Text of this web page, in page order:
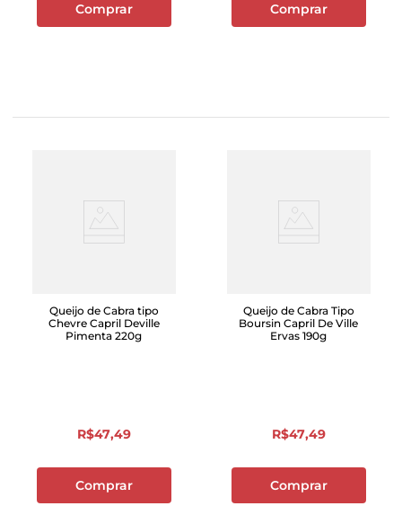
Comprar Comprar
Queijo de Cabra tipo
Chevre Capril Deville
Pimenta 220g
R$47,49
Comprar
Queijo de Cabra Tipo
Boursin Capril De Ville
Ervas 190g
R$47,49
Comprar